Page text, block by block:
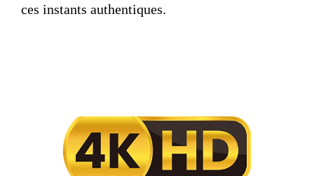
ces instants authentiques.